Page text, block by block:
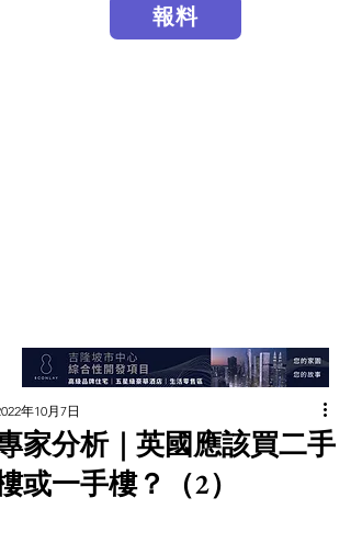
報料
家分析｜英國應該買二手
或一手樓？（2）
年10月7日